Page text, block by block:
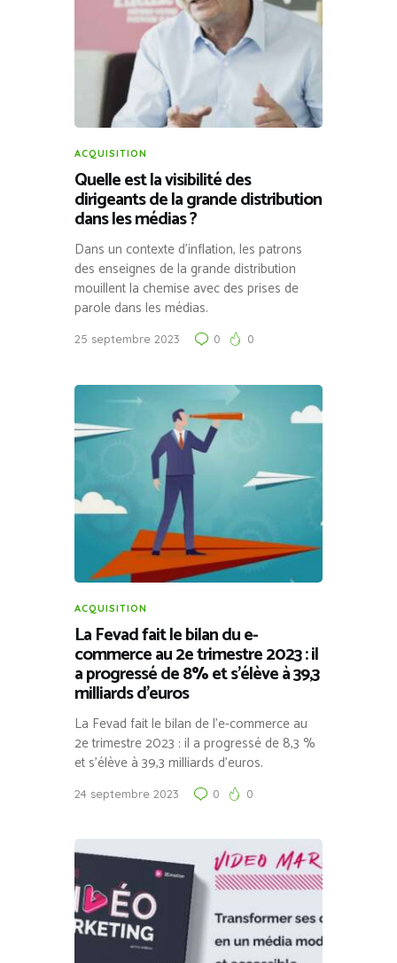
ACQUISITION
Quelle est la visibilité des
dirigeants de la grande distribution
dans les médias ?
Dans un contexte d’inflation, les patrons
des enseignes de la grande distribution
mouillent la chemise avec des prises de
parole dans les médias.
25 septembre 2023 0 0
ACQUISITION
La Fevad fait le bilan du e-
commerce au 2e trimestre 2023 : il
a progressé de 8% et s’élève à 39,3
milliards d’euros
La Fevad fait le bilan de l’e-commerce au
2e trimestre 2023 : il a progressé de 8,3 %
et s’élève à 39,3 milliards d’euros.
24 septembre 2023 0 0